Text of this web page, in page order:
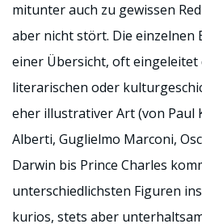
mitunter auch zu gewissen
aber nicht stört. Die einzelnen
einer Übersicht, oft eingeleitet
literarischen oder
eher illustrativer Art (von Paul
Alberti, Guglielmo Marconi,
Darwin bis Prince Charles
unterschiedlichsten Figuren
kurios, stets aber